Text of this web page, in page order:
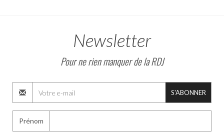
Newsletter
Pour ne rien manquer de la RDJ
S'ABONNER
Prénom